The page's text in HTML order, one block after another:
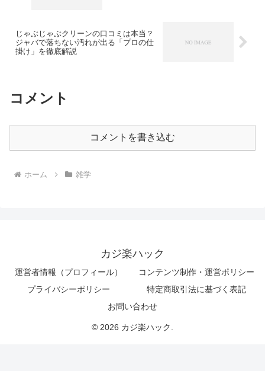
じゃぶじゃぶクリーンの口コミは本当？
ジャバで落ちない汚れが出る「プロの仕
掛け」を徹底解説
コメント
コメントを書き込む
ホーム 雑学
カジ楽ハック
運営者情報（プロフィール）
コンテンツ制作・運営ポリシー
プライバシーポリシー
特定商取引法に基づく表記
お問い合わせ
© 2026 カジ楽ハック.